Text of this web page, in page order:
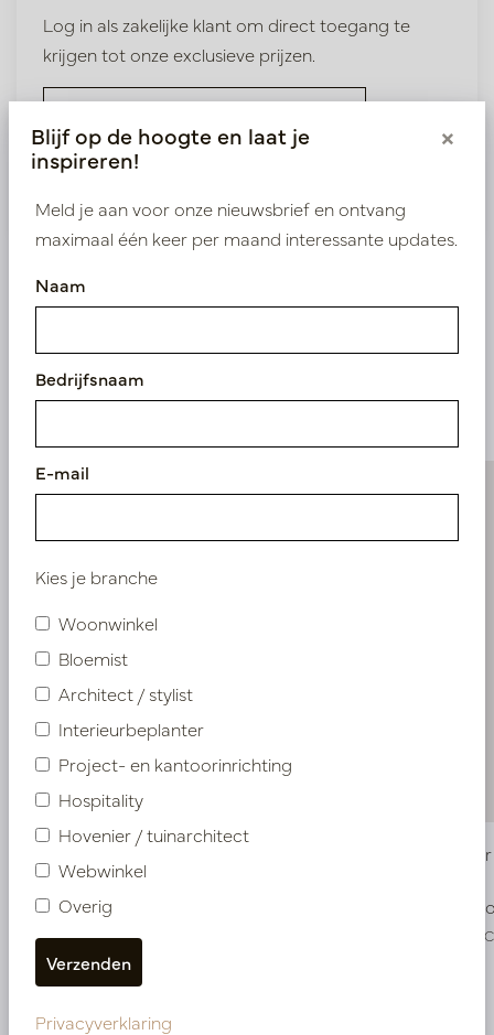
Log in als zakelijke klant om direct toegang te
krijgen tot onze exclusieve prijzen.
Vergelijkbare
producten
Pot Rover Beige D34 H97
Op voorraad
PV84.1904EC
Pot
Op
PV84.1902EC
Meer van Potten
Blijf op de hoogte en laat je
inspireren!
×
Meld je aan voor onze nieuwsbrief en ontvang
maximaal één keer per maand interessante updates.
Naam
Bedrijfsnaam
E-mail
Kies je branche
Woonwinkel
Bloemist
Architect / stylist
Interieurbeplanter
Project- en kantoorinrichting
Hospitality
Hovenier / tuinarchitect
Webwinkel
Overig
Privacyverklaring